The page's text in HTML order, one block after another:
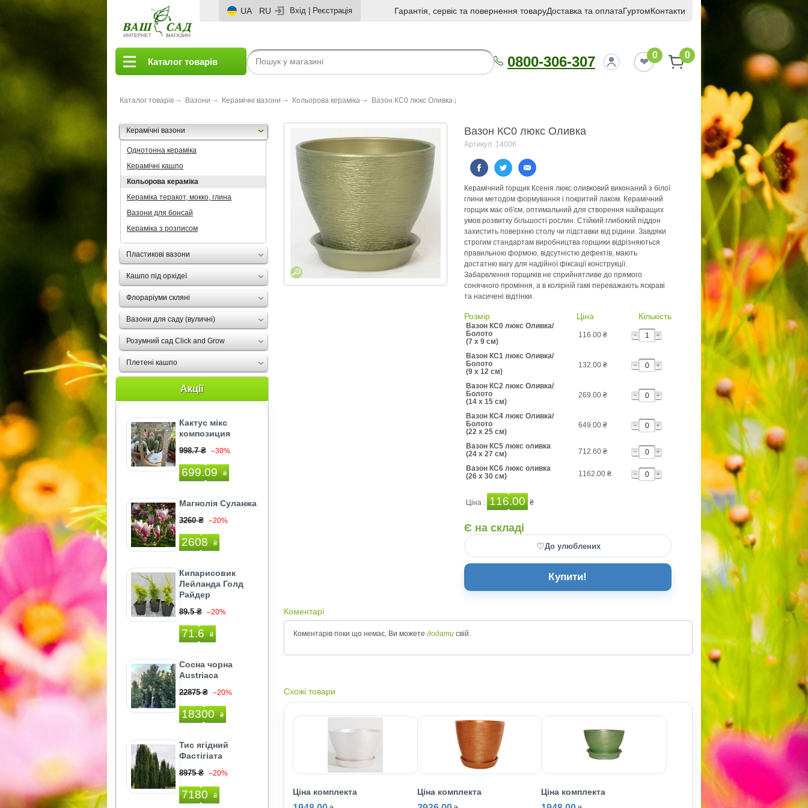
UA RU Вхід Реєстрація Гарантія, сервіс та повернення товаруДоставка та оплатаГуртомКонтакти
Каталог товарів 0800-306-307 0 0
Каталог товарів Вазони Керамічні вазони Кольорова кераміка Вазон КС0 люкс Оливка
Керамічні вазони
Однотонна кераміка
Керамічні кашпо
Кольорова кераміка
Кераміка теракот, мокко, глина
Вазони для бонсай
Кераміка з розписом
Пластикові вазони
Кашпо під орхідеї
Флораріуми скляні
Вазони для саду (вуличні)
Розумний сад Click and Grow
Плетені кашпо
Акції
Кактус мiкс
композиция
998.7 ₴ –30%
699.09 ₴
Магнолія Суланжа
3260 ₴ –20%
2608 ₴
Кипарисовик
Лейланда Голд
Райдер
89.5 ₴ –20%
71.6 ₴
Сосна чорна
Austriaca
22875 ₴ –20%
18300 ₴
Тис ягідний
Фастігіата
8975 ₴ –20%
7180 ₴
Вазон КС0 люкс Оливка
Артикул: 14006
Керамічний горщик Ксенія люкс оливковий виконаний з білої
глини методом формування і покритий лаком. Керамічний
горщик має об'єм, оптимальний для створення найкращих
умов розвитку більшості рослин. Стійкий глибокий піддон
захистить поверхню столу чи підставки від рідини. Завдяки
строгим стандартам виробництва горщики відрізняються
правильною формою, відсутністю дефектів, мають
достатню вагу для надійної фіксації конструкції.
Забарвлення горщиків не сприйнятливе до прямого
сонячного проміння, а в колірній гамі переважають яскраві
та насичені відтінки.
Розмір Ціна Кількість
Вазон КС0 люкс Оливка/
Болото
(7 x 9 см)
116.00 ₴
Вазон КС1 люкс Оливка/
Болото
(9 x 12 см)
132.00 ₴
Вазон КС2 люкс Оливка/
Болото
(14 x 15 см)
269.00 ₴
Вазон КС4 люкс Оливка/
Болото
(22 x 25 см)
649.00 ₴
Вазон КС5 люкс оливка
(24 x 27 см)
712.60 ₴
Вазон КС6 люкс оливка
(26 x 30 см)
1162.00 ₴
Ціна : 116.00 ₴
Є на складі
♡До улюблених
Купити!
Коментарі
Коментарів поки що немає, Ви можете додати свій.
Схожі товари
Ціна комплекта Ціна комплекта Ціна комплекта